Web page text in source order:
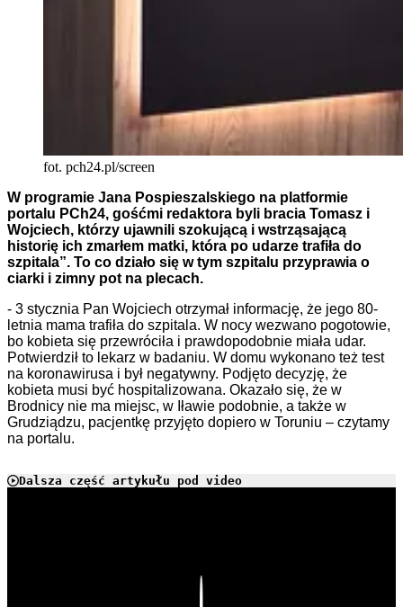
fot. pch24.pl/screen
W programie Jana Pospieszalskiego na platformie
portalu PCh24, gośćmi redaktora byli bracia Tomasz i
Wojciech, którzy ujawnili szokującą i wstrząsającą
historię ich zmarłem matki, która po udarze trafiła do
szpitala”. To co działo się w tym szpitalu przyprawia o
ciarki i zimny pot na plecach.
- 3 stycznia Pan Wojciech otrzymał informację, że jego 80-
letnia mama trafiła do szpitala. W nocy wezwano pogotowie,
bo kobieta się przewróciła i prawdopodobnie miała udar.
Potwierdził to lekarz w badaniu. W domu wykonano też test
na koronawirusa i był negatywny. Podjęto decyzję, że
kobieta musi być hospitalizowana. Okazało się, że w
Brodnicy nie ma miejsc, w Iławie podobnie, a także w
Grudziądzu, pacjentkę przyjęto dopiero w Toruniu – czytamy
na portalu.
Dalsza część artykułu pod video